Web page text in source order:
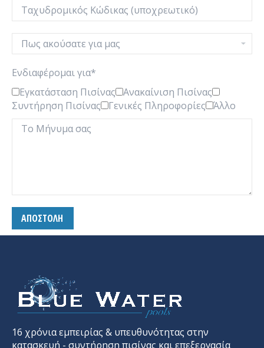
Ενδιαφέρομαι για*
Εγκατάσταση Πισίνας
Ανακαίνιση Πισίνας
Συντήρηση Πισίνας
Γενικές Πληροφορίες Άλλο
16 χρόνια εμπειρίας & υπευθυνότητας στην
κατασκευή - συντήρηση πισίνας και επεξεργασία